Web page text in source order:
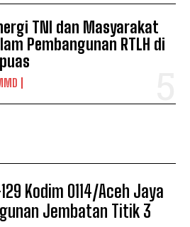
TNI dan Masyarakat
Pembangunan RTLH di
Kodim 0114/Aceh Jaya
Jembatan Titik 3